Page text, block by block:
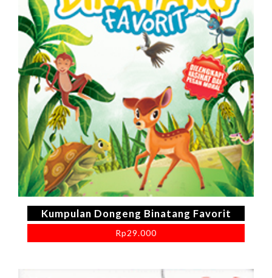
Kumpulan Dongeng Binatang Favorit
Rp29.000